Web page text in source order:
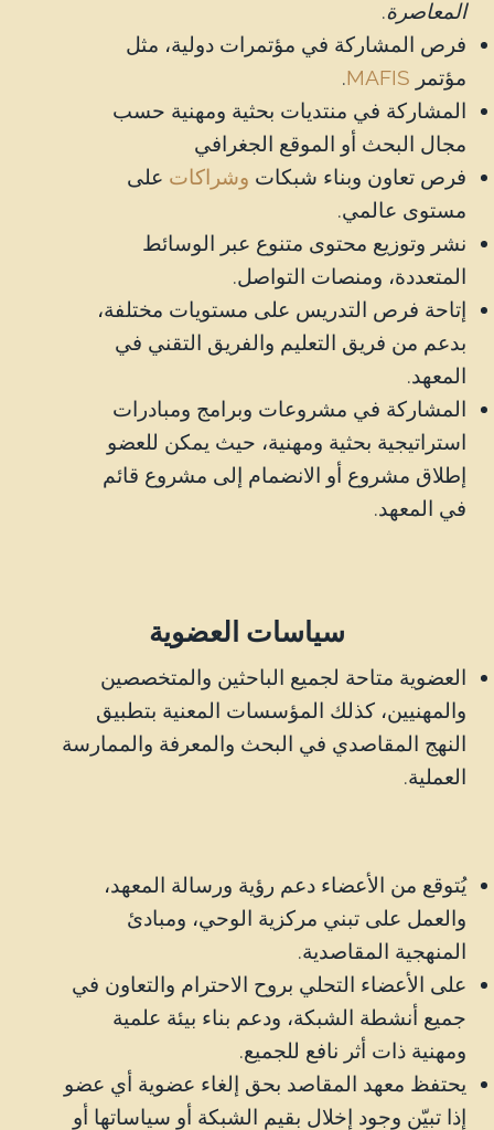
المعاصرة.
فرص المشاركة في مؤتمرات دولية، مثل
مؤتمر MAFIS
.
المشاركة في منتديات بحثية ومهنية حسب
مجال البحث أو الموقع الجغرافي
فرص تعاون وبناء شبكات وشراكات على
مستوى عالمي.
نشر وتوزيع محتوى متنوع عبر الوسائط
المتعددة، ومنصات التواصل.
إتاحة فرص التدريس على مستويات مختلفة،
بدعم من فريق التعليم والفريق التقني في
المعهد.
المشاركة في مشروعات وبرامج ومبادرات
استراتيجية بحثية ومهنية، حيث يمكن للعضو
إطلاق مشروع أو الانضمام إلى مشروع قائم
في المعهد.
سياسات العضوية
العضوية متاحة لجميع الباحثين والمتخصصين
والمهنيين، كذلك المؤسسات المعنية بتطبيق
النهج المقاصدي في البحث والمعرفة والممارسة
العملية.
يُتوقع من الأعضاء دعم رؤية ورسالة المعهد،
والعمل على تبني مركزية الوحي، ومبادئ
المنهجية المقاصدية.
على الأعضاء التحلي بروح الاحترام والتعاون في
جميع أنشطة الشبكة، ودعم بناء بيئة علمية
ومهنية ذات أثر نافع للجميع.
يحتفظ معهد المقاصد بحق إلغاء عضوية أي عضو
إذا تبيّن وجود إخلال بقيم الشبكة أو سياساتها أو